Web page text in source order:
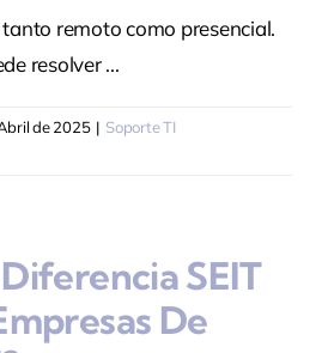
remoto como presencial.
resolver ...
de 2025 | Soporte TI
SEIT
De